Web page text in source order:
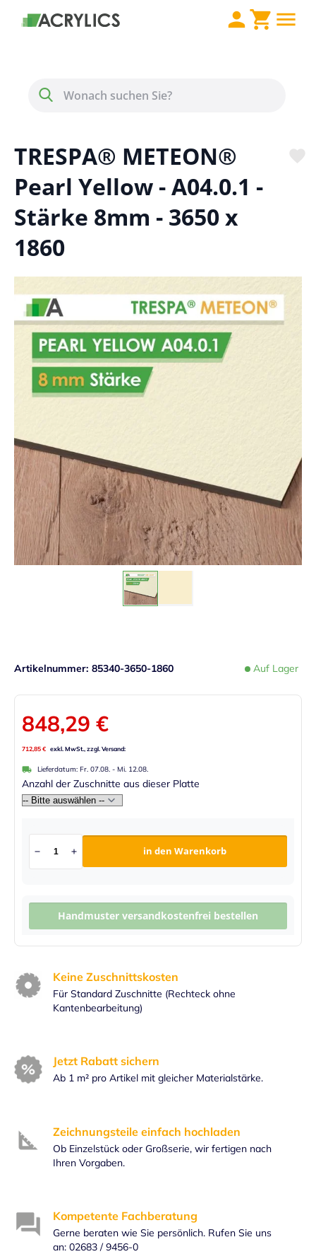
Menü
TRESPA® METEON®
Pearl Yellow - A04.0.1 -
Stärke 8mm - 3650 x
1860
Auf Lager
Artikelnummer 85340-3650-1860
Anzahl der Zuschnitte aus dieser Platte
in den Warenkorb
Handmuster versandkostenfrei bestellen
848,29 €
712,85 €
Lieferdatum: Fr. 07.08. - Mi. 12.08.
Keine Zuschnittskosten
Für Standard Zuschnitte (Rechteck ohne
Kantenbearbeitung)
Jetzt Rabatt sichern
Ab 1 m² pro Artikel mit gleicher Materialstärke.
Zeichnungsteile einfach hochladen
Ob Einzelstück oder Großserie, wir fertigen nach
Ihren Vorgaben.
Kompetente Fachberatung
Gerne beraten wie Sie persönlich. Rufen Sie uns
an: 02683 / 9456-0